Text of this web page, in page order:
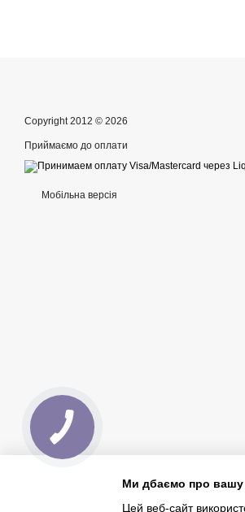
Copyright 2012 © 2026
Приймаємо до оплати
Мобільна версія
Ми дбаємо про вашу
Цей веб-сайт